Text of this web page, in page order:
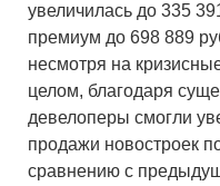
увеличилась до 335
премиум до 698 889
несмотря на
целом, благодаря
девелоперы смогли
продажи новостроек
сравнению с